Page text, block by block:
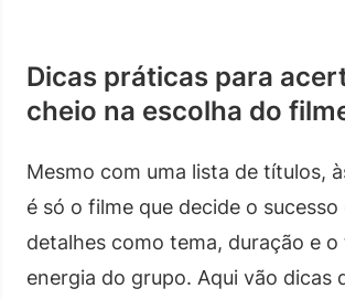
Dicas práticas para
cheio na escolha do
Mesmo com uma lista de títulos,
é só o filme que decide o sucesso
detalhes como tema, duração e
energia do grupo. Aqui vão dicas